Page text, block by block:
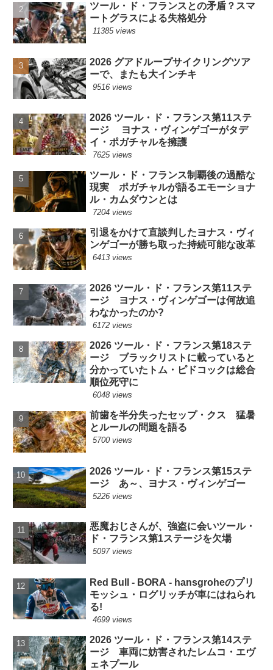
ツール・ド・フランスとの矛盾？スマ
ートグラスによる失格処分
11385 views
2026 グアドループサイクリングツア
ーで、またも大インチキ
9516 views
2026 ツール・ド・フランス第11ステ
ージ ヨナス・ヴィンゲゴーがタデ
イ・ポガチャルを擁護
7625 views
ツール・ド・フランス制覇後の過酷な
現実 ポガチャルが語るエモーショナ
ル・カムダウンとは
7204 views
引退をかけて直談判したヨナス・ヴィ
ンゲゴーが勝ち取った持続可能な改革
6413 views
2026 ツール・ド・フランス第11ステ
ージ ヨナス・ヴィンゲゴーは何故追
わなかったのか?
6172 views
2026 ツール・ド・フランス第18ステ
ージ ブラックリストに載っていると
分かっていたトム・ピドコックは総合
順位死守に
6048 views
前歯を半分失ったセップ・クス 猛暑
とルールの問題を語る
5700 views
2026 ツール・ド・フランス第15ステ
ージ あ～、ヨナス・ヴィンゲゴー
5226 views
悪魔おじさんが、強盗に会いツール・
ド・フランス第1ステージを欠場
5097 views
Red Bull - BORA - hansgroheのプリ
モッシュ・ログリッチが車にはねられ
る!
4699 views
2026 ツール・ド・フランス第14ステ
ージ 車両に妨害されたレムコ・エヴ
ェネプール